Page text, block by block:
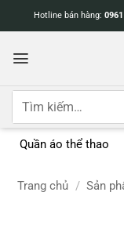
dung
Hotline bán hàng:
Tìm
Quần áo thể thao
Trang chủ / Sản